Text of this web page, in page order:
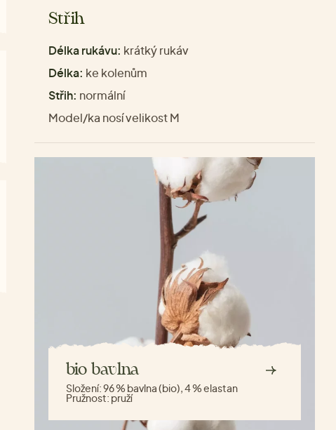
Střih
Délka rukávu: krátký rukáv
Délka: ke kolenům
Střih: normální
Model/ka nosí velikost M
bio bavlna
Složení:96 % bavlna (bio), 4 % elastan
Pružnost: pruží